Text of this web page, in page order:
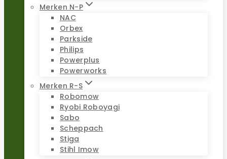
Merken N-P
NAC
Orbex
Parkside
Philips
Powerplus
Powerworks
Merken R-S
Robomow
Ryobi Roboyagi
Sabo
Scheppach
Stiga
Stihl Imow